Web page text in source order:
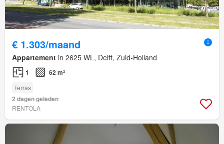
€ 1.303/maand
Appartement in 2625 WL, Delft, Zuid-Holland
1 62 m²
Terras
2 dagen geleden
RENTOLA